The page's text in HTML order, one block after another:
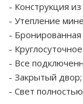
- Конструкция
- Утепление
-
-
- Все
- Закрытый двор;
- Свет